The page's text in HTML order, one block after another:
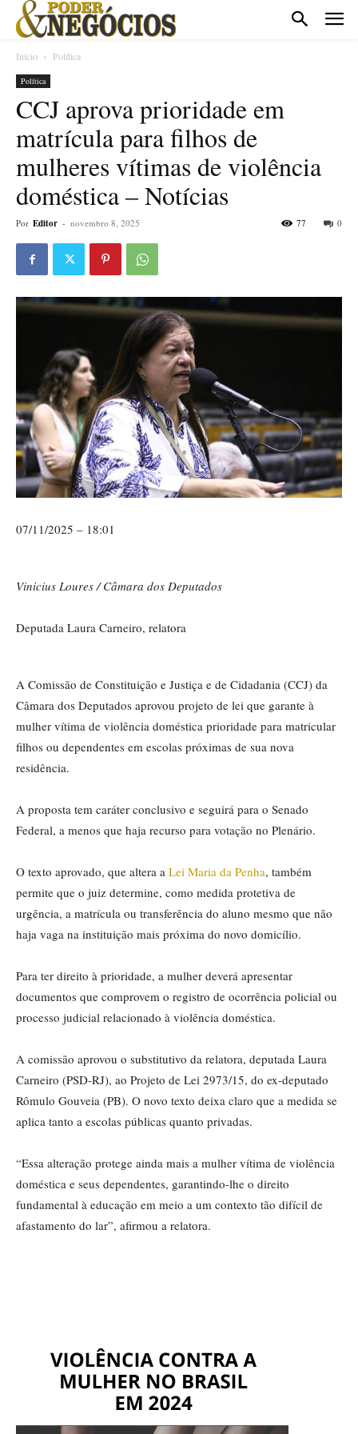
Início Política
Política
CCJ aprova prioridade em
matrícula para filhos de
mulheres vítimas de violência
doméstica – Notícias
Por Editor - novembro 8, 2025 0
77
07/11/2025 – 18:01
Vinicius Loures / Câmara dos Deputados
Deputada Laura Carneiro, relatora
A Comissão de Constituição e Justiça e de Cidadania (CCJ) da
Câmara dos Deputados aprovou projeto de lei que garante à
mulher vítima de violência doméstica prioridade para matricular
filhos ou dependentes em escolas próximas de sua nova
residência.
A proposta tem caráter conclusivo e seguirá para o Senado
Federal, a menos que haja recurso para votação no Plenário.
O texto aprovado, que altera a Lei Maria da Penha, também
permite que o juiz determine, como medida protetiva de
urgência, a matrícula ou transferência do aluno mesmo que não
haja vaga na instituição mais próxima do novo domicílio.
Para ter direito à prioridade, a mulher deverá apresentar
documentos que comprovem o registro de ocorrência policial ou
processo judicial relacionado à violência doméstica.
A comissão aprovou o substitutivo da relatora, deputada Laura
Carneiro (PSD-RJ), ao Projeto de Lei 2973/15, do ex-deputado
Rômulo Gouveia (PB). O novo texto deixa claro que a medida se
aplica tanto a escolas públicas quanto privadas.
“Essa alteração protege ainda mais a mulher vítima de violência
doméstica e seus dependentes, garantindo-lhe o direito
fundamental à educação em meio a um contexto tão difícil de
afastamento do lar”, afirmou a relatora.